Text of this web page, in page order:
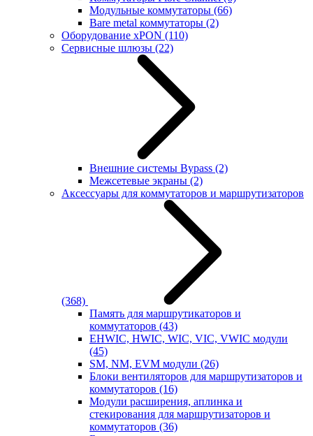
Модульные коммутаторы (66)
Bare metal коммутаторы (2)
Оборудование xPON (110)
Сервисные шлюзы (22)
Внешние системы Bypass (2)
Межсетевые экраны (2)
Аксессуары для коммутаторов и маршрутизаторов
(368)
Память для маршрутикаторов и
коммутаторов (43)
EHWIC, HWIC, WIC, VIC, VWIC модули
(45)
SM, NM, EVM модули (26)
Блоки вентиляторов для маршрутизаторов и
коммутаторов (16)
Модули расширения, аплинка и
стекирования для маршрутизаторов и
коммутаторов (36)